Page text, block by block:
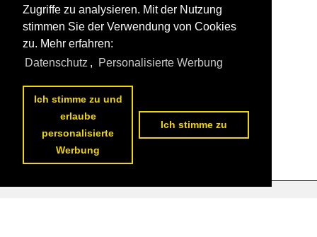
Zugriffe zu analysieren. Mit der Nutzung
stimmen Sie der Verwendung von Cookies
zu. Mehr erfahren:
Datenschutz , Personalisierte Werbung
Ich stimme zu und
erlaube
personalisierte
Werbung
Ich stimme zu